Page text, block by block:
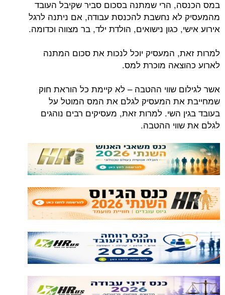
במס הכנסה, הרי שמתנה בסכום סביר שקיבל העובד
מהמעסיק לא נחשבת להכנסת עבודה, אם ניתנה לרגל
אירוע אישי, כגון נישואים, הולדת ילד, בר מצווה וכדומה.
למרות זאת, המעסיק יוכל לנכות את סכום המתנה
לארוע כהוצאה מוכרת למס.
אשר לגילום שווי ההטבה – לא קיימת כל הוראת חוק
שמחייבת את המעסיק לגלם את המס המוטל על
בעובד בגין השי. למרות זאת, מעסיקים רבים נוהגים
לגלם את שווי ההטבה.